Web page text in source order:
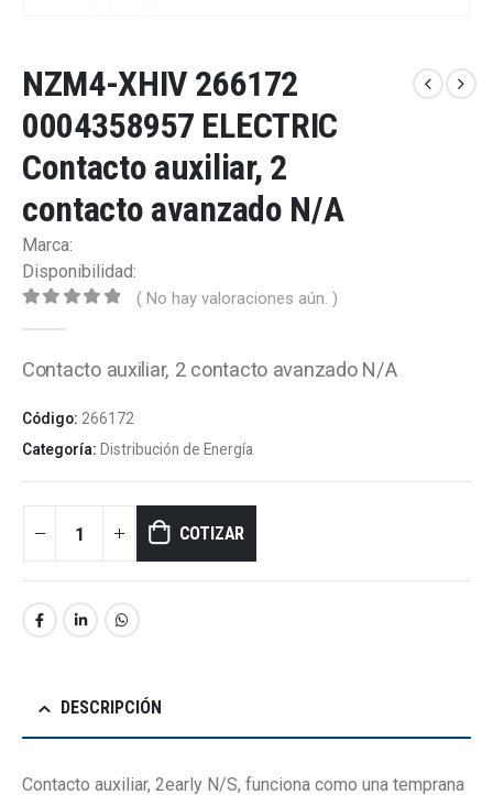
NZM4-XHIV 266172
0004358957 ELECTRIC
Contacto auxiliar, 2
contacto avanzado N/A
Marca:
Disponibilidad:
( No hay valoraciones aún. )
Contacto auxiliar, 2 contacto avanzado N/A
Código: 266172
Categoría: Distribución de Energía
COTIZAR
DESCRIPCIÓN
Contacto auxiliar, 2early N/S, funciona como una temprana